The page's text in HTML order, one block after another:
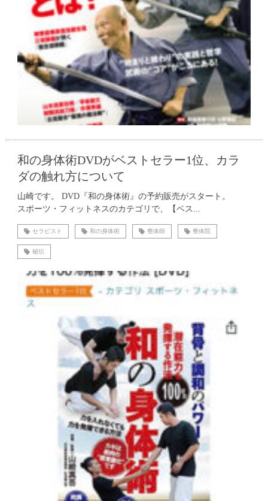
和の身体術DVDがベストセラー1位、カラ
ダの触れ方について
山崎です。 DVD『和の身体術』の予約販売がスタート。
スポーツ・フィットネスのカテゴリで、【ベス...
セラピスト 和の身体術 整体師 整体院
秘伝